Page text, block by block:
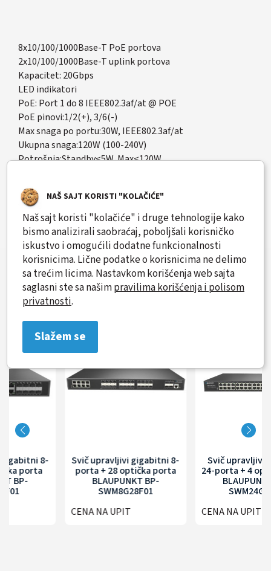
8x10/100/1000Base-T PoE portova
2x10/100/1000Base-T uplink portova
Kapacitet: 20Gbps
LED indikatori
PoE: Port 1 do 8 IEEE802.3af/at @ POE
PoE pinovi:1/2(+), 3/6(-)
Max snaga po portu:30W, IEEE802.3af/at
Ukupna snaga:120W (100-240V)
Potrošnja:Standby<5W, Max<120W
Prenaponska zaštita:4KV 8/20us; Protection level: IP30
Radna temperatura:-20⁰C~+55°C; 5%~90%, bez kond.
Dimenzije:330x204x44mm
Težina:<0.9kg
Slični proizvodi
Svič upravljivi gigabitni 8-
porta + 28 optička porta
BLAUPUNKT BP-
CENA NA UPIT
Svič upravljivi gigabitni
24-porta + 4 optička porta
BLAUPUNKT BP-
CENA NA UPIT
NAŠ SAJT KORISTI "KOLAČIĆE"
Naš sajt koristi "kolačiće" i druge tehnologije kako
bismo analizirali saobraćaj, poboljšali korisničko
iskustvo i omogućili dodatne funkcionalnosti
korisnicima. Lične podatke o korisnicima ne delimo
sa trećim licima. Nastavkom korišćenja web sajta
saglasni ste sa našimpravilima korišćenja i polisom
privatnosti.
Slažem se